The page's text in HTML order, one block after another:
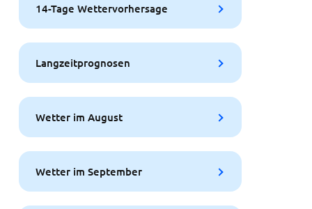
14-Tage Wettervorhersage
Langzeitprognosen
Wetter im August
Wetter im September